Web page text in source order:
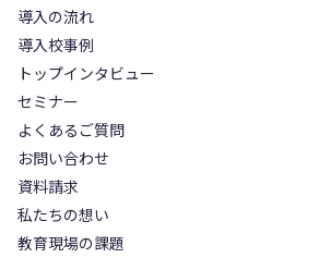
導入の流れ
導入校事例
トップインタビュー
セミナー
よくあるご質問
お問い合わせ
資料請求
私たちの想い
教育現場の課題